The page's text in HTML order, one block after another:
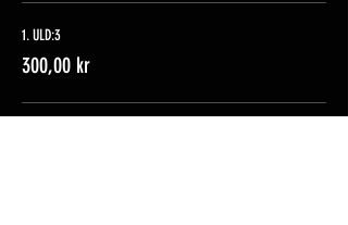
1. ULD:3
300,00 kr